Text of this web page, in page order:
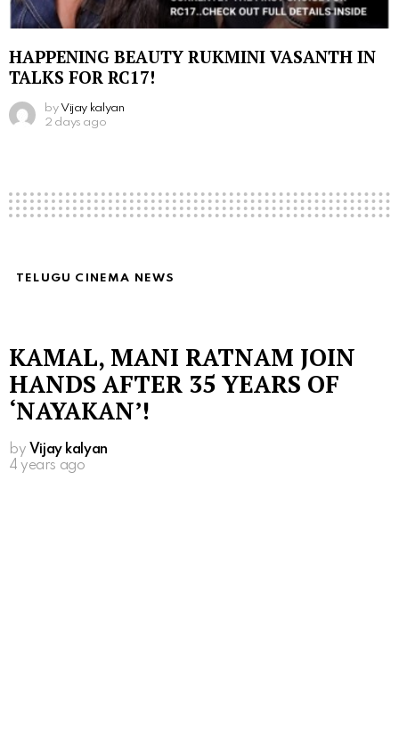
HAPPENING BEAUTY RUKMINI VASANTH IN
TALKS FOR RC17!
by Vijay kalyan
2 days ago
TELUGU CINEMA NEWS
KAMAL, MANI RATNAM JOIN
HANDS AFTER 35 YEARS OF
‘NAYAKAN’!
by Vijay kalyan
4 years ago